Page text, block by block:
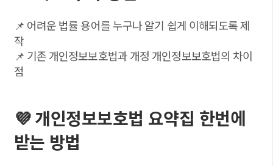
📌 어려운 법률 용어를 누구나 알기 쉽게 이해되도록 제
작
📌 기존 개인정보보호법과 개정 개인정보보호법의 차이
점
💜 개인정보보호법 요약집 한번에
받는 방법